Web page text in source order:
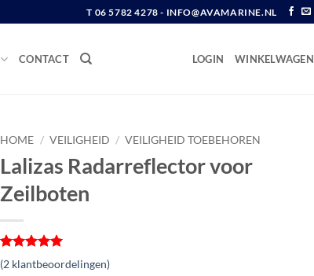
T 06 5782 4278 - INFO@AVAMARINE.NL
CONTACT LOGIN WINKELWAGEN
HOME / VEILIGHEID / VEILIGHEID TOEBEHOREN
Lalizas Radarreflector voor
Zeilboten
Gewaardeerd
5op 5
2
(2 klantbeoordelingen)